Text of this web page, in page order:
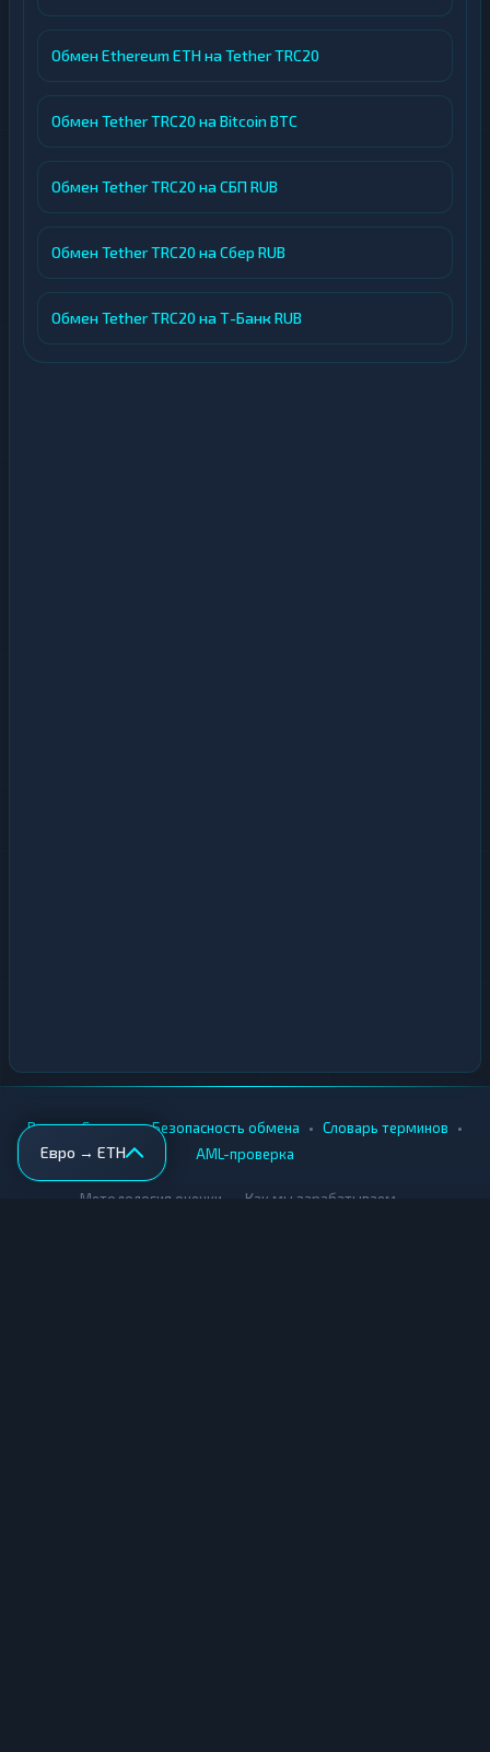
Обмен Ethereum ETH на Tether TRC20
Обмен Tether TRC20 на Bitcoin BTC
Обмен Tether TRC20 на СБП RUB
Обмен Tether TRC20 на Сбер RUB
Обмен Tether TRC20 на Т-Банк RUB
Евро → ETH
Вики • Города • Безопасность обмена • Словарь терминов •
AML-проверка
Методология оценки Как мы зарабатываем